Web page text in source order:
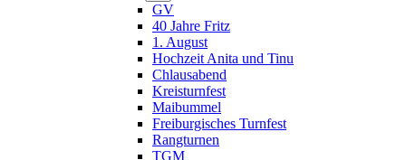
GV
40 Jahre Fritz
1. August
Hochzeit Anita und Tinu
Chlausabend
Kreisturnfest
Maibummel
Freiburgisches Turnfest
Rangturnen
TGM